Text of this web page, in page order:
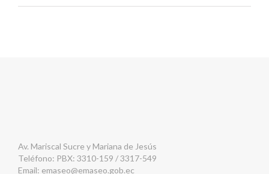
Av. Mariscal Sucre y Mariana de Jesús
Teléfono: PBX: 3310-159 / 3317-549
Email: emaseo@emaseo.gob.ec